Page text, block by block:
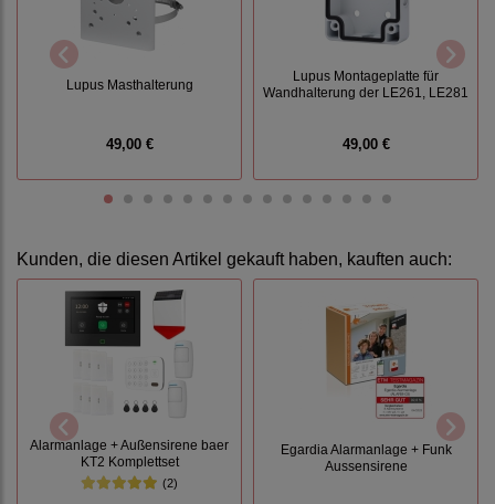
Lupus Masthalterung
49,00 €
Lupus Montageplatte für
Wandhalterung der LE261, LE281
49,00 €
Kunden, die diesen Artikel gekauft haben, kauften auch:
Alarmanlage + Außensirene baer
KT2 Komplettset
(2)
Egardia Alarmanlage + Funk
Aussensirene